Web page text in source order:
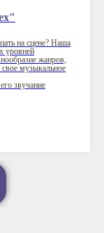
на сцене? Наша
уровней
жанров,
музыкальное
звучание